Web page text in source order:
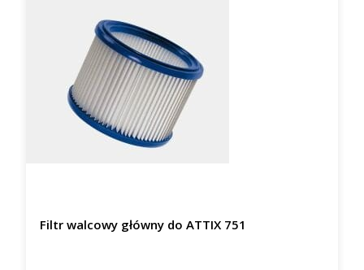
Filtr walcowy główny do ATTIX 751